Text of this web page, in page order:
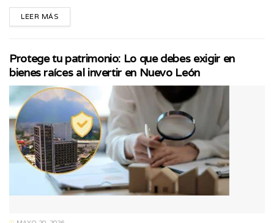
LEER MÁS
Protege tu patrimonio: Lo que debes exigir en
bienes raíces al invertir en Nuevo León